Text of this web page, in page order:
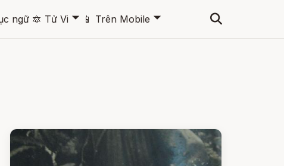
ngữ 🔯 Tử Vi 🞃 📱 Trên Mobile 🞃